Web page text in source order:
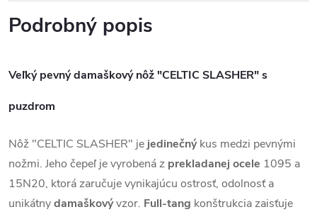
Podrobný popis
Veľký pevný damaškový nôž "CELTIC SLASHER" s
puzdrom
Nôž "CELTIC SLASHER" je jedinečnýkus medzi pevnými
nožmi. Jeho čepeľ je vyrobená z prekladanej ocele 1095 a
15N20, ktorá zaručuje vynikajúcu ostrosť, odolnosť a
unikátnydamaškovývzor. Full-tang konštrukcia zaisťuje